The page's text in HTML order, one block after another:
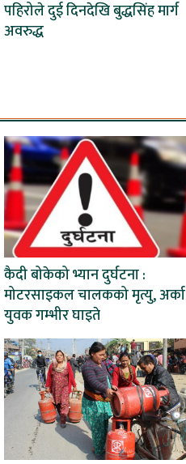
पहिरोले दुई दिनदेखि बुद्धसिंह मार्ग
अवरुद्ध
कैदी बोकेको भ्यान दुर्घटना :
मोटरसाइकल चालकको मृत्यु, अर्का
युवक गम्भीर घाइते